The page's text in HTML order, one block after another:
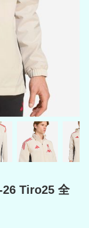
Tiro25 全